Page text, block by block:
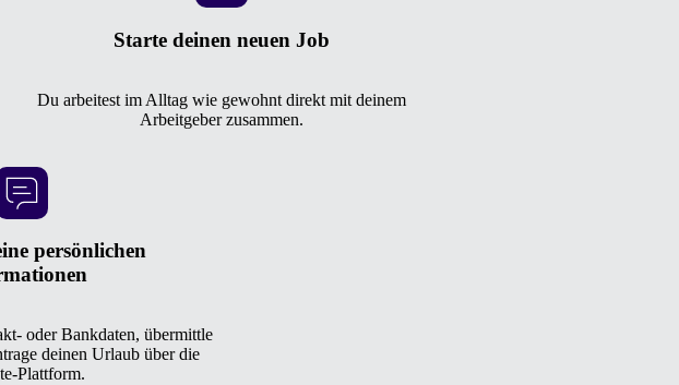
Starte deinen neuen Job
Du arbeitest im Alltag wie gewohnt direkt mit deinem
Arbeitgeber zusammen.
persönlichen
oder Bankdaten, übermittle
deinen Urlaub über die
Plattform.